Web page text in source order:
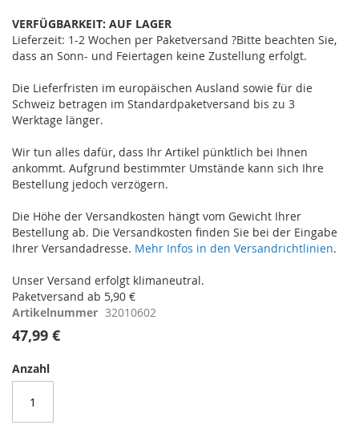
VERFÜGBARKEIT: AUF LAGER
Lieferzeit: 1-2 Wochen per Paketversand ?Bitte beachten Sie,
dass an Sonn- und Feiertagen keine Zustellung erfolgt.
Die Lieferfristen im europäischen Ausland sowie für die
Schweiz betragen im Standardpaketversand bis zu 3
Werktage länger.
Wir tun alles dafür, dass Ihr Artikel pünktlich bei Ihnen
ankommt. Aufgrund bestimmter Umstände kann sich Ihre
Bestellung jedoch verzögern.
Die Höhe der Versandkosten hängt vom Gewicht Ihrer
Bestellung ab. Die Versandkosten finden Sie bei der Eingabe
Ihrer Versandadresse. Mehr Infos in den Versandrichtlinien.
Unser Versand erfolgt klimaneutral.
Paketversand ab 5,90 €
Artikelnummer 32010602
47,99 €
Anzahl